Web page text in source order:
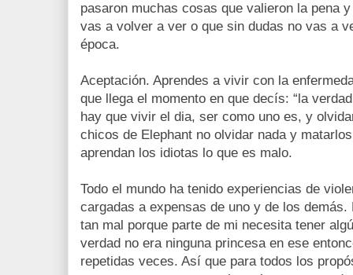
pasaron muchas cosas que valieron la pena
vas a volver a ver o que sin dudas no vas a
época.
Aceptación. Aprendes a vivir con la
que llega el momento en que decís: “la
hay que vivir el dia, ser como uno es, y
chicos de Elephant no olvidar nada y
aprendan los idiotas lo que es malo.
Todo el mundo ha tenido experiencias de
cargadas a expensas de uno y de los
tan mal porque parte de mi necesita tener
verdad no era ninguna princesa en ese
repetidas veces. Así que para todos los